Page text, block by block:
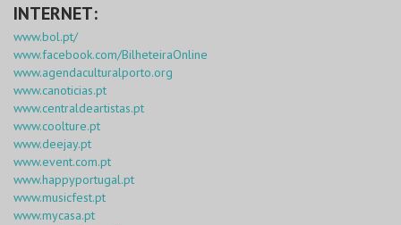
PRODUTOS
INTERNET:
www.bol.pt/
www.facebook.com/BilheteiraOnline
www.agendaculturalporto.org
www.canoticias.pt
www.centraldeartistas.pt
www.coolture.pt
www.deejay.pt
www.event.com.pt
www.happyportugal.pt
www.musicfest.pt
www.mycasa.pt